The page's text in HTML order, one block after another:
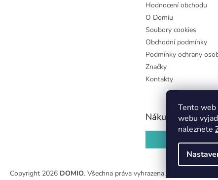
Tento web
webu
naleznete
Hodnocení obchodu
O Domiu
Soubory cookies
Obchodní podmínky
Podmínky ochrany
Značky
Kontakty
Nákupní košík
Copyright 2026 DOMIO. Všechna práva vyhrazena.